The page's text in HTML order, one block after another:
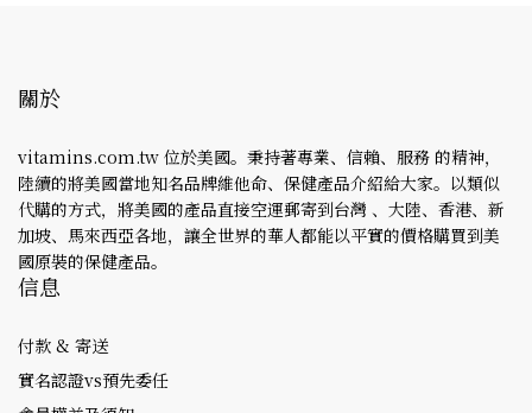
關於
vitamins.com.tw 位於美國。秉持著專業、信賴、服務 的精神，
陸續的將美國當地知名品牌維他命、保健產品介紹給大家。以類似
代購的方式，將美國的產品直接空運郵寄到台灣 、大陸、香港、新
加坡、馬來西亞各地，讓全世界的華人都能以平實的價格購買到美
國原裝的保健產品。
信息
付款 & 寄送
實名認證vs預先委任